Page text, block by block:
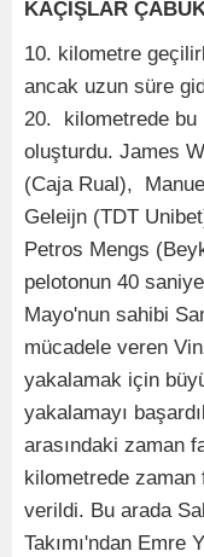
KAÇIŞLAR
10. kilometre
ancak uzun süre
20. kilometrede bu
oluşturdu. James
(Caja Rual),
Geleijn (TDT
Petros Mengs
pelotonun 40 saniye
Mayo'nun sahibi
mücadele veren
yakalamak için
yakalamayı
arasındaki zaman
kilometrede zaman
verildi. Bu arada
Takımı'ndan Emre